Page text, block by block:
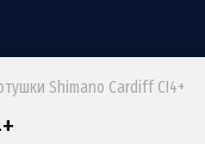
Shimano Cardiff CI4+